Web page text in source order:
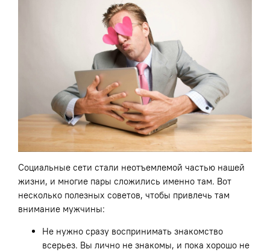
Социальные сети стали неотъемлемой частью нашей
жизни, и многие пары сложились именно там. Вот
несколько полезных советов, чтобы привлечь там
внимание мужчины:
Не нужно сразу воспринимать знакомство
всерьез. Вы лично не знакомы, и пока хорошо не